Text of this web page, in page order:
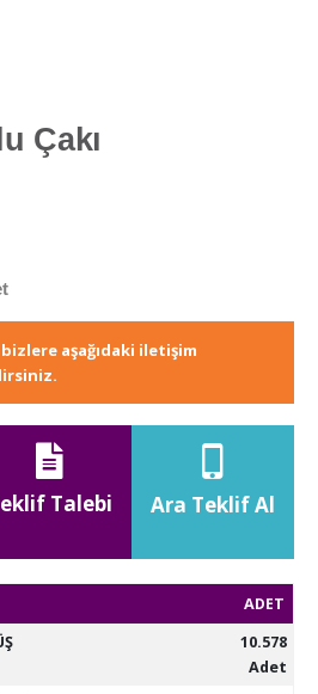
Çakı
aşağıdaki iletişim
Talebi Ara Teklif Al
ADET
10.578
Adet